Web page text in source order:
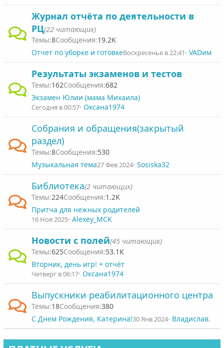
Журнал отчёта по деятельности в
РЦ(22 читающих)
8
19.2K
Отчет по уборке и готовкеВоскресенье в 22:41 VADим
Результаты экзаменов и тестов
162
682
Экзамен Юлии (мама Михаила)
Сегодня в 00:57 Оксана1974
Собрания и обращения(закрытый
раздел)
8
530
Музыкальная тема27 Фев 2024 Sosiska32
Библиотека(2 читающих)
224
1.2K
Притча для нежных родителей
16 Ноя 2025 Alexey_MCK
Новости с полей(45 читающих)
625
53.1K
Вторник, день игр! + отчёт
Четверг в 06:17 Оксана1974
Выпускники реабилитационного центра
18
380
С Днем Рождения, Катерина!30 Янв 2024 Владислав.